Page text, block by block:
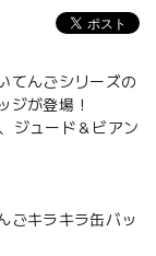
てんごシリーズの
ジが登場！
ジュード＆ビアン
ごキラキラ缶バッ